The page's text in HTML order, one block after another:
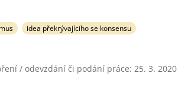
idea překrývajícího se konsensu
/ odevzdání či podání práce: 25. 3. 2020